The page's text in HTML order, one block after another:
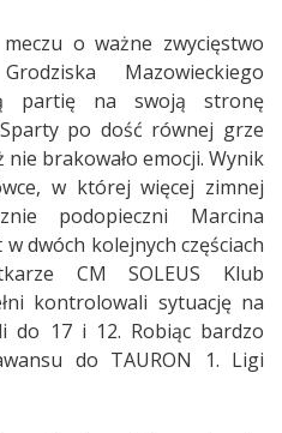
o ważne zwycięstwo
Mazowieckiego
partię na swoją stronę
po dość równej grze
nie brakowało emocji. Wynik
w której więcej zimnej
podopieczni Marcina
dwóch kolejnych częściach
CM SOLEUS Klub
kontrolowali sytuację na
do 17 i 12. Robiąc bardzo
do TAURON 1. Ligi